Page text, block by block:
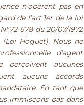
n’opèrent pas en
de l’art 1er de la loi
678 du 20/07/1972
Hoguet). Nous ne
d’agent
perçoivent aucunes
aucuns accords
En tant que
immisçons pas dans